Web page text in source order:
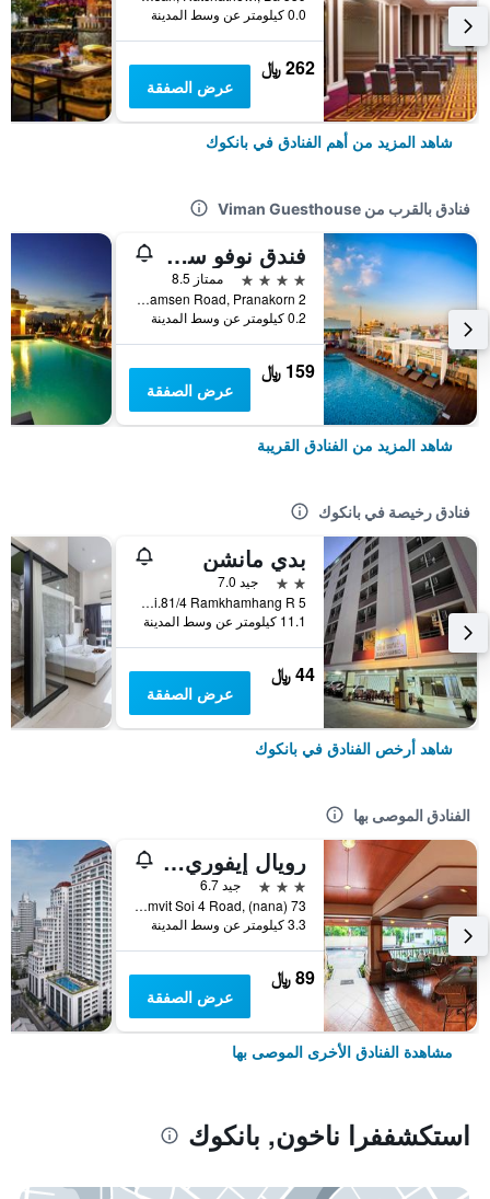
0.0 كيلومتر عن وسط المدينة
262 ﷼
عرض الصفقة
شاهد المزيد من أهم الفنادق في بانكوك
فنادق بالقرب من Viman Guesthouse
فندق نوفو سيتي
4 نجوم
ممتاز 8.5
2 Samsen 2, Samsen Road, Pranakorn, بانكوك, تايلاند
0.2 كيلومتر عن وسط المدينة
159 ﷼
عرض الصفقة
شاهد المزيد من الفنادق القريبة
فنادق رخيصة في بانكوك
بدي مانشن
2 نجمتين
جيد 7.0
5 Soi.81/4 Ramkhamhang R., بانكوك, تايلاند
11.1 كيلومتر عن وسط المدينة
44 ﷼
عرض الصفقة
شاهد أرخص الفنادق في بانكوك
الفنادق الموصى بها
رويال إيفوري سوكومفيت نانا
3 نجوم
جيد 6.7
73 Sukhumvit Soi 4 Road, (nana), بانكوك, تايلاند
3.3 كيلومتر عن وسط المدينة
89 ﷼
عرض الصفقة
مشاهدة الفنادق الأخرى الموصى بها
استكشففرا ناخون, بانكوك